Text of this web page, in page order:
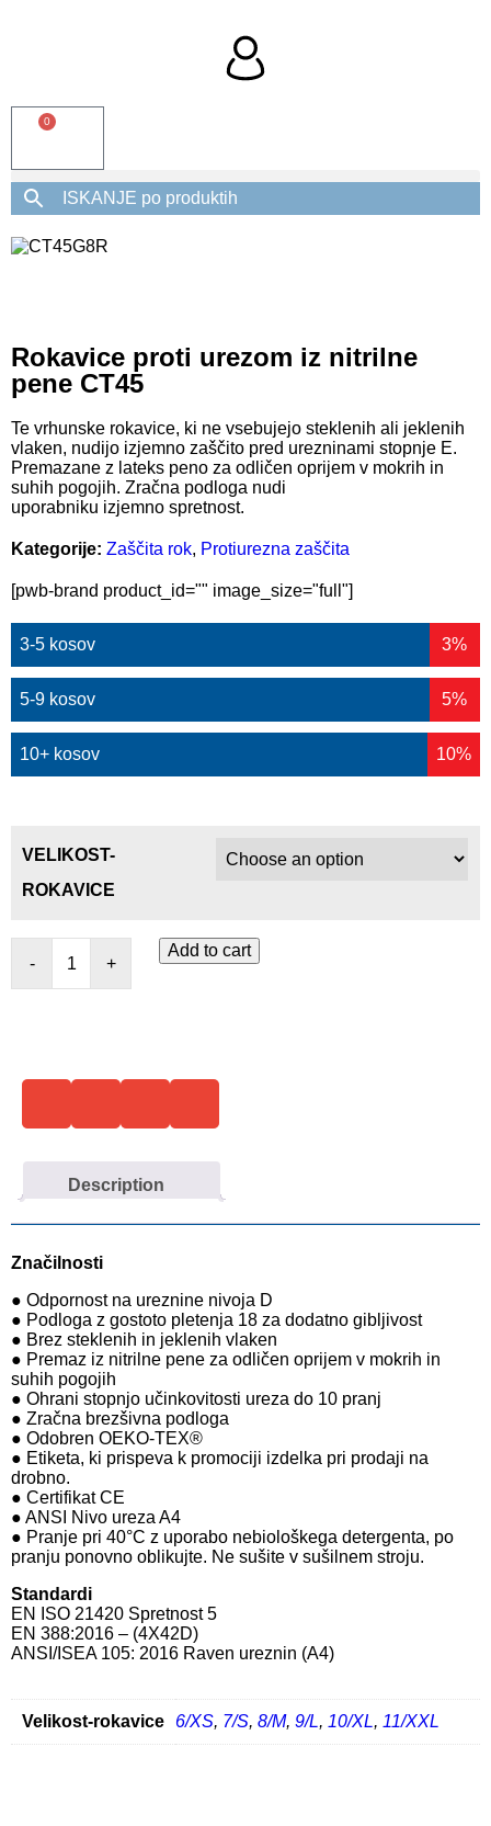
0
Rokavice proti urezom iz nitrilne
pene CT45
Te vrhunske rokavice, ki ne vsebujejo steklenih ali jeklenih
vlaken, nudijo izjemno zaščito pred urezninami stopnje E.
Premazane z lateks peno za odličen oprijem v mokrih in
suhih pogojih. Zračna podloga nudi
uporabniku izjemno spretnost.
Kategorije: Zaščita rok, Protiurezna zaščita
[pwb-brand product_id="" image_size="full"]
3-5 kosov 3%
5-9 kosov 5%
10+ kosov 10%
VELIKOST-
ROKAVICE
- +
Add to cart
Description
Značilnosti
● Odpornost na ureznine nivoja D
● Podloga z gostoto pletenja 18 za dodatno gibljivost
● Brez steklenih in jeklenih vlaken
● Premaz iz nitrilne pene za odličen oprijem v mokrih in
suhih pogojih
● Ohrani stopnjo učinkovitosti ureza do 10 pranj
● Zračna brezšivna podloga
● Odobren OEKO-TEX®
● Etiketa, ki prispeva k promociji izdelka pri prodaji na
drobno.
● Certifikat CE
● ANSI Nivo ureza A4
● Pranje pri 40°C z uporabo nebiološkega detergenta, po
pranju ponovno oblikujte. Ne sušite v sušilnem stroju.
Standardi
EN ISO 21420 Spretnost 5
EN 388:2016 – (4X42D)
ANSI/ISEA 105: 2016 Raven ureznin (A4)
Velikost-rokavice 6/XS, 7/S, 8/M, 9/L, 10/XL, 11/XXL